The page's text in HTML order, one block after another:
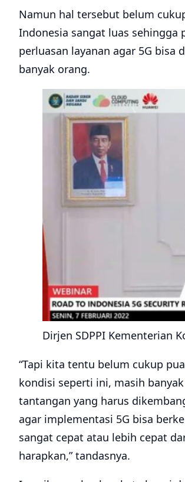
Namun hal tersebut belum
Indonesia sangat luas sehingga
perluasan layanan agar 5G bisa
banyak orang.
Dirjen SDPPI Kementerian
“Tapi kita tentu belum cukup
kondisi seperti ini, masih
tantangan yang harus
agar implementasi 5G bisa
sangat cepat atau lebih cepat
harapkan,” tandasnya.